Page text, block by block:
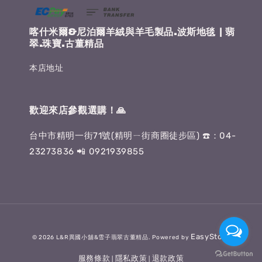
喀什米爾&尼泊爾羊絨與羊毛製品.波斯地毯 | 翡
翠.珠寶.古董精品
本店地址
歡迎來店參觀選購！🙏
台中市精明一街71號(精明ㄧ街商圈徒步區) ☎️：04-
23273836 📲 0921939855
© 2026 L&R異國小舖&雪子翡翠古董精品. Powered by EasyStore
服務條款 隱私政策 退款政策